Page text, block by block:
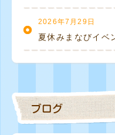
2026年7月29日
夏休みまなびイ